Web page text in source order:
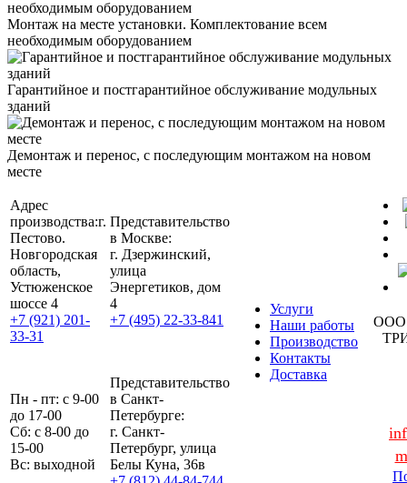
Монтаж на месте установки. Комплектование всем
необходимым оборудованием
Гарантийное и постгарантийное обслуживание модульных
зданий
Демонтаж и перенос, с последующим монтажом на новом
месте
Адрес
производства:г.
Пестово.
Новгородская
область,
Устюженское
шоссе 4
+7 (921) 201-
33-31
Представительство
в Москве:
г. Дзержинский,
улица
Энергетиков, дом
4
+7 (495) 22-33-841
Услуги
Наши работы
Производство
Контакты
Доставка
ООО
Пн - пт: с 9-00
до 17-00
Сб: с 8-00 до
15-00
Вс: выходной
Представительство
в Санкт-
Петербурге:
г. Санкт-
Петербург, улица
Белы Куна, 36в